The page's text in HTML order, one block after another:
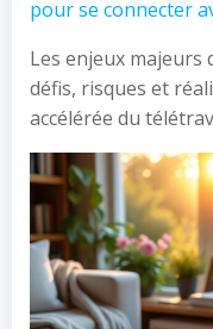
pour se connecter
Les enjeux majeurs
défis, risques et
accélérée du